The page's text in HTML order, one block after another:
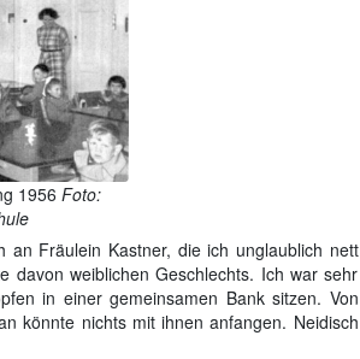
1956 Foto:
an Fräulein Kastner, die ich unglaublich nett
davon weiblichen Geschlechts. Ich war sehr
in einer gemeinsamen Bank sitzen. Von
könnte nichts mit ihnen anfangen. Neidisch